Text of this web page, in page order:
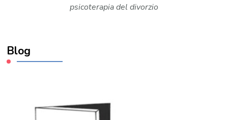
psicoterapia del divorzio
Blog